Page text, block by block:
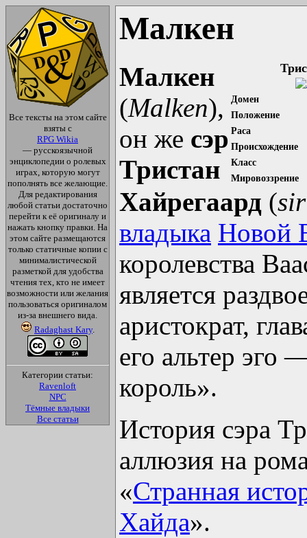
Все тексты на этом сайте
взяты с
RPG Wikia
— русскоязычной
энциклопедии о ролевых
играх, которую могут
пополнять все желающие.
Для редактирования
любой статьи достаточно
перейти к её оригиналу и
нажать кнопку правки. На
этом сайте размещаются
только статичные копии с
минималистической
разметкой для удобства
чтения тех, кто не имеет
возможности или желания
пользоваться оригиналом
из-за внешнего вида.
Radaghast Kary.
Категории статьи:
Ravenloft
NPC
Тёмные владыки
Все статьи
Малкен
Домен
Положение
Раса
Происхождение
Класс
Мировоззрение
Малкен
(Malken),
он же сэр
Тристан
Хайрегаард (
владыка Новой
королевства
является
аристократ,
его альтер эго
король».
История сэра
аллюзия на
«Странная
Хайда».